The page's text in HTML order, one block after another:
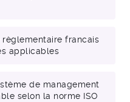
francais
applicables
de management
selon la norme ISO